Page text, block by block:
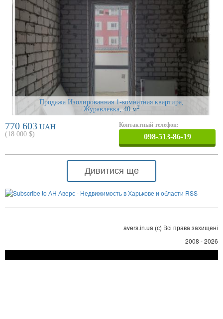
Продажа Изолированная 1-комнатная квартира,
Журавлевка, 40 м2
770 603 UAH
(18 000 $)
Контактный телефон:
098-513-86-19
Дивитися ще
avers.in.ua (с) Всі права захищені
2008 - 2026